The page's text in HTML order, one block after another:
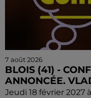
7 août 2026
BLOIS (41) -
ANNONCÉE.
Jeudi 18 février 2027